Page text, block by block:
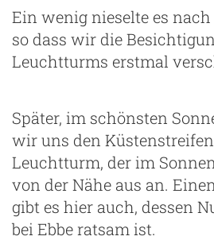
Ein wenig nieselte es
so dass wir die
Leuchtturms erstmal
Später, im schönsten
wir uns den
Leuchtturm, der im
von der Nähe aus an.
gibt es hier auch, dessen
bei Ebbe ratsam ist.